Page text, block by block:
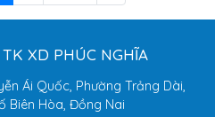
XD PHÚC NGHĨA
Ái Quốc, Phường Trảng Dài,
Biên Hòa, Đồng Nai